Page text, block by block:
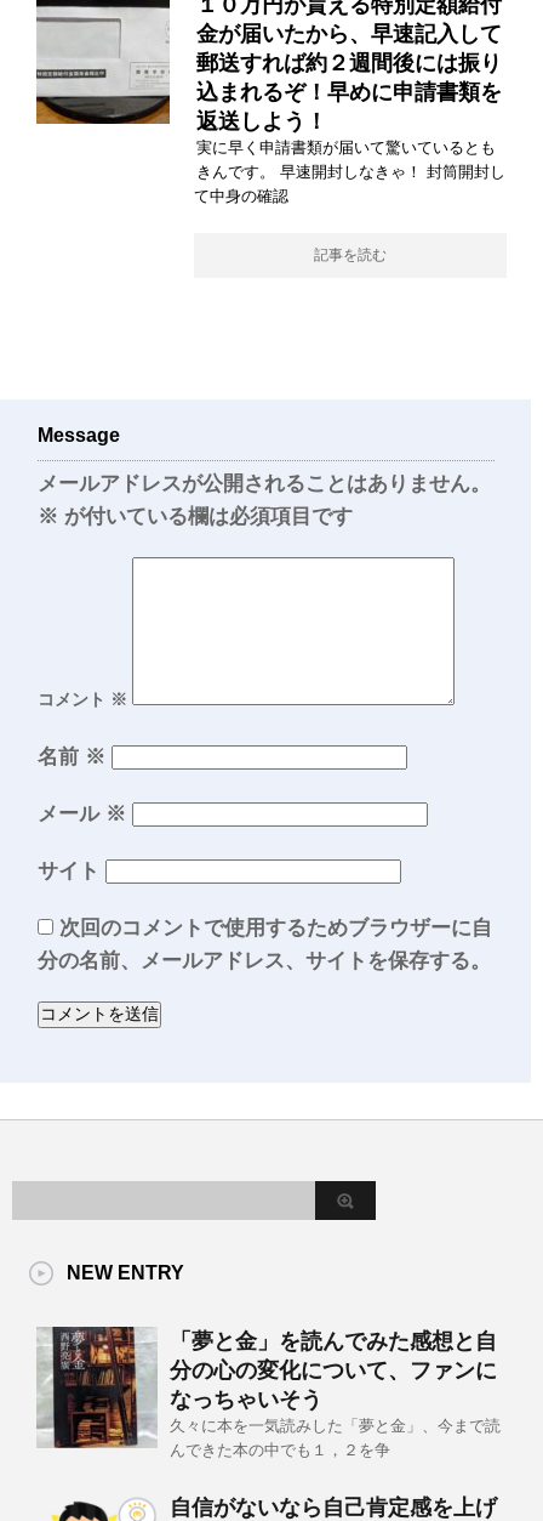
１０万円が貰える特別定額給付
金が届いたから、早速記入して
郵送すれば約２週間後には振り
込まれるぞ！早めに申請書類を
返送しよう！
実に早く申請書類が届いて驚いているとも
きんです。 早速開封しなきゃ！ 封筒開封し
て中身の確認
記事を読む
Message
メールアドレスが公開されることはありません。
※ が付いている欄は必須項目です
コメント ※
名前 ※
メール ※
サイト
次回のコメントで使用するためブラウザーに自
分の名前、メールアドレス、サイトを保存する。
NEW ENTRY
「夢と金」を読んでみた感想と自
分の心の変化について、ファンに
なっちゃいそう
久々に本を一気読みした「夢と金」、今まで読
んできた本の中でも１，２を争
自信がないなら自己肯定感を上げ